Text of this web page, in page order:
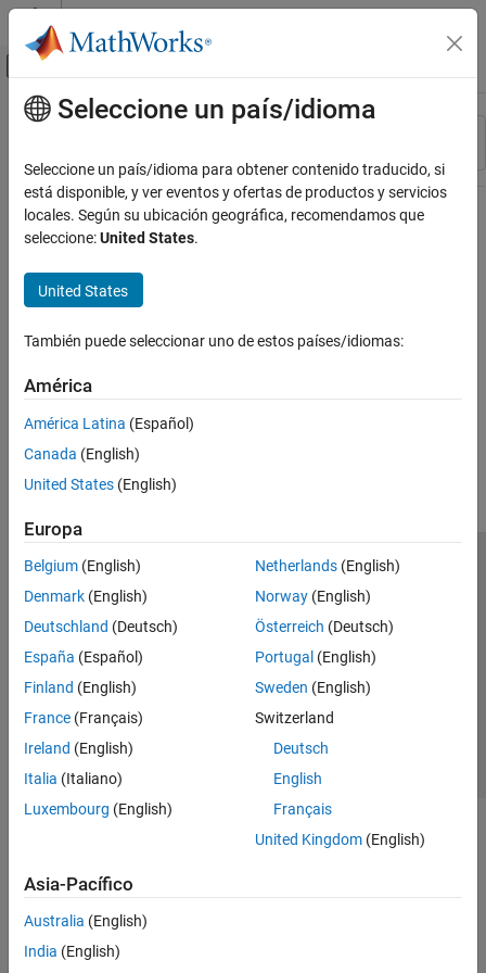
Saltar al contenido
Mostrar/ocultar menú de navegación
Recurso
Contenido principal
Seleccione un país/idioma
Seleccione un país/idioma para obtener contenido traducido, si
está disponible, y ver eventos y ofertas de productos y servicios
locales. Según su ubicación geográfica, recomendamos que
seleccione:United States.
United States
También puede seleccionar uno de estos países/idiomas:
América
América Latina (Español)
Canada (English)
United States (English)
Europa
Belgium (English)
Denmark (English)
Deutschland (Deutsch)
España (Español)
Finland (English)
France (Français)
Ireland (English)
Italia (Italiano)
Luxembourg (English)
Netherlands(English)
Norway(English)
Österreich (Deutsch)
Portugal (English)
Sweden (English)
Switzerland
Deutsch
English
Français
United Kingdom(English)
Asia-Pacífico
Australia (English)
India (English)
Centro de confianza
Marcas comerciales
Política de privacidad
Antipiratería
Estado de las aplicaciones
Información de contacto
© 1994-2026 The MathWorks, Inc.